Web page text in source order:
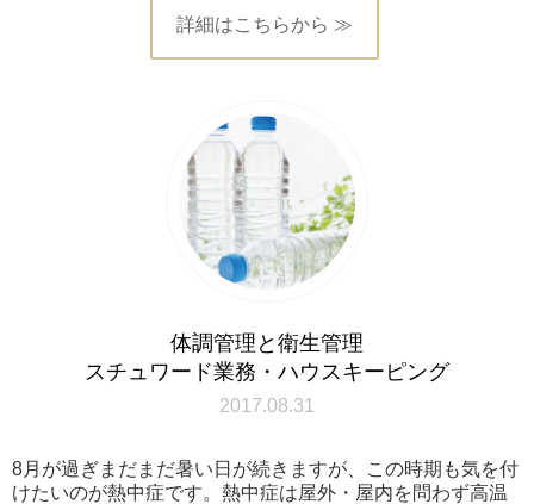
詳細はこちらから ≫
体調管理と衛生管理
スチュワード業務・ハウスキーピング
2017.08.31
8月が過ぎまだまだ暑い日が続きますが、この時期も気を付
けたいのが熱中症です。熱中症は屋外・屋内を問わず高温